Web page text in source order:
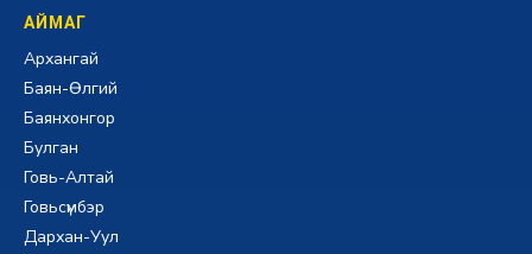
АЙМАГ
Архангай
Баян-Өлгий
Баянхонгор
Булган
Говь-Алтай
Говьсүмбэр
Дархан-Уул